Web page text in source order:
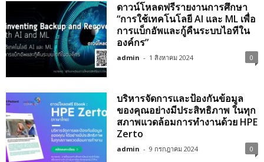
ดาวน์โหลดฟรีรายงานการศึกษา
“การใช้เทคโนโลยี AI และ ML เพื่อ
การแบ็กอัพและกู้คืนระบบไอทีใน
องค์กร”
admin - 1 สิงหาคม 2024 0
บริหารจัดการและป้องกันข้อมูล
ของคุณอย่างมีประสิทธิภาพ ในทุก
สภาพแวดล้อมการทำงานด้วย HPE
Zerto
admin - 9 กรกฎาคม 2024 0